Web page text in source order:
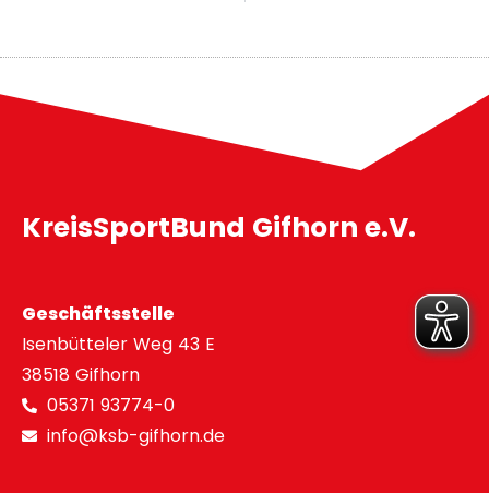
KreisSportBund Gifhorn e.V.
Geschäftsstelle
Isenbütteler Weg 43 E
38518 Gifhorn
05371 93774-0
info@ksb-gifhorn.de